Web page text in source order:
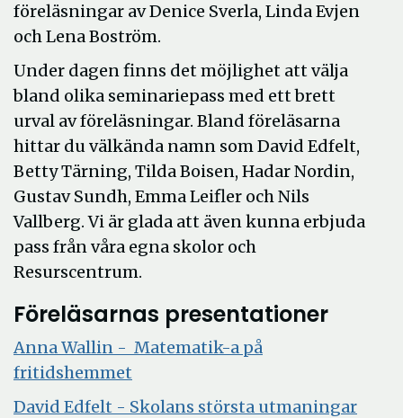
föreläsningar av Denice Sverla, Linda Evjen
och Lena Boström.
Under dagen finns det möjlighet att välja
bland olika seminariepass med ett brett
urval av föreläsningar. Bland föreläsarna
hittar du välkända namn somDavid Edfelt,
Betty Tärning, Tilda Boisen, Hadar Nordin,
Gustav Sundh, Emma Leifler och Nils
Vallberg. Vi är glada att även kunna erbjuda
pass från våra egna skolor och
Resurscentrum.
Föreläsarnas presentationer
Anna Wallin - Matematik-a på
fritidshemmet
i
David Edfelt - Skolans största utmaningar